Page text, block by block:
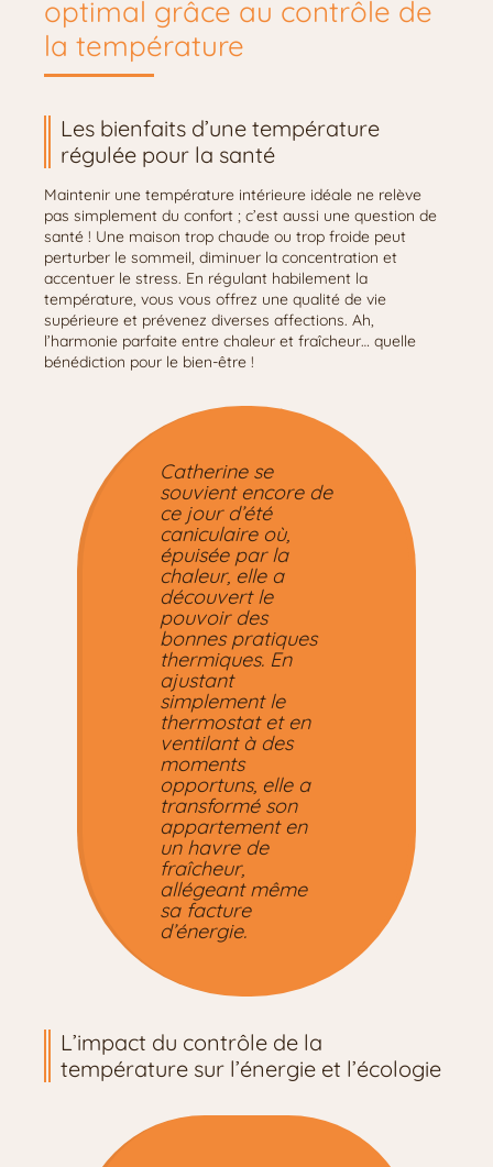
optimal grâce au contrôle de
la température
Les bienfaits d’une température
régulée pour la santé
Maintenir une température intérieure idéale ne relève
pas simplement du confort ; c’est aussi une question de
santé ! Une maison trop chaude ou trop froide peut
perturber le sommeil, diminuer la concentration et
accentuer le stress. En régulant habilement la
température, vous vous offrez une qualité de vie
supérieure et prévenez diverses affections. Ah,
l’harmonie parfaite entre chaleur et fraîcheur… quelle
bénédiction pour le bien-être !
Catherine se
souvient encore de
ce jour d’été
caniculaire où,
épuisée par la
chaleur, elle a
découvert le
pouvoir des
bonnes pratiques
thermiques. En
ajustant
simplement le
thermostat et en
ventilant à des
moments
opportuns, elle a
transformé son
appartement en
un havre de
fraîcheur,
allégeant même
sa facture
d’énergie.
L’impact du contrôle de la
température sur l’énergie et l’écologie